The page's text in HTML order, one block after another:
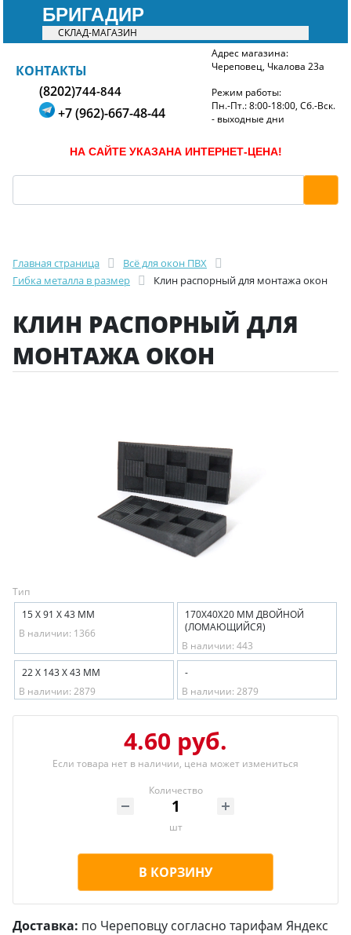
БРИГАДИР
СКЛАД-МАГАЗИН
БРИГАДИР
КОНТАКТЫ
(8202)744-844
+7 (962)-667-48-44
Адрес магазина:
Череповец, Чкалова 23а
Режим работы:
Пн.-Пт.: 8:00-18:00, Сб.-Вск.
- выходные дни
НА САЙТЕ УКАЗАНА ИНТЕРНЕТ-ЦЕНА!
Главная страница
Всё для окон ПВХ
Гибка металла в размер
Клин распорный для монтажа окон
КЛИН РАСПОРНЫЙ ДЛЯ
МОНТАЖА ОКОН
Тип
15 Х 91 Х 43 ММ
В наличии: 1366
170Х40Х20 ММ ДВОЙНОЙ
(ЛОМАЮЩИЙСЯ)
В наличии: 443
22 Х 143 Х 43 ММ
В наличии: 2879
-
В наличии: 2879
4.60 руб.
Если товара нет в наличии, цена может измениться
Количество
шт
В КОРЗИНУ
Доставка: по Череповцу согласно тарифам Яндекс